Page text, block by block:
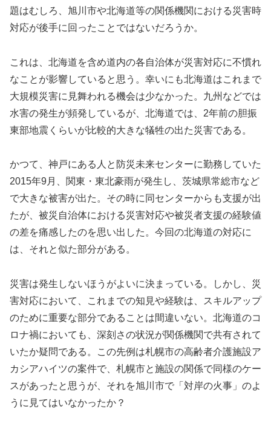
題はむしろ、旭川市や北海道等の関係機関における災害時
対応が後手に回ったことではないだろうか。
これは、北海道を含め道内の各自治体が災害対応に不慣れ
なことが影響していると思う。幸いにも北海道はこれまで
大規模災害に見舞われる機会は少なかった。九州などでは
水害の発生が頻発しているが、北海道では、2年前の胆振
東部地震くらいが比較的大きな犠牲の出た災害である。
かつて、神戸にある人と防災未来センターに勤務していた
2015年9月、関東・東北豪雨が発生し、茨城県常総市など
で大きな被害が出た。その時に同センターからも支援が出
たが、被災自治体における災害対応や被災者支援の経験値
の差を痛感したのを思い出した。今回の北海道の対応に
は、それと似た部分がある。
災害は発生しないほうがよいに決まっている。しかし、災
害対応において、これまでの知見や経験は、スキルアップ
のために重要な部分であることは間違いない。北海道のコ
ロナ禍においても、深刻さの状況が関係機関で共有されて
いたか疑問である。この先例は札幌市の高齢者介護施設ア
カシアハイツの案件で、札幌市と施設の関係で同様のケー
スがあったと思うが、それを旭川市で「対岸の火事」のよ
うに見てはいなかったか？